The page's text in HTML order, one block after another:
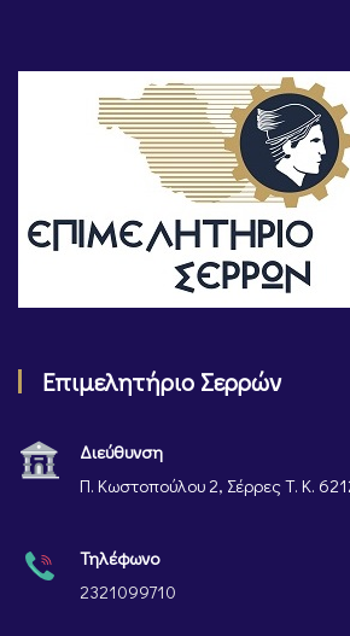
Επιμελητήριο Σερρών
Διεύθυνση
Π. Κωστοπούλου 2, Σέρρες Τ. Κ.
Τηλέφωνο
2321099710